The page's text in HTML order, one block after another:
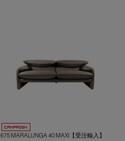
675 MARALUNGA 40 MAXI【受注輸入】